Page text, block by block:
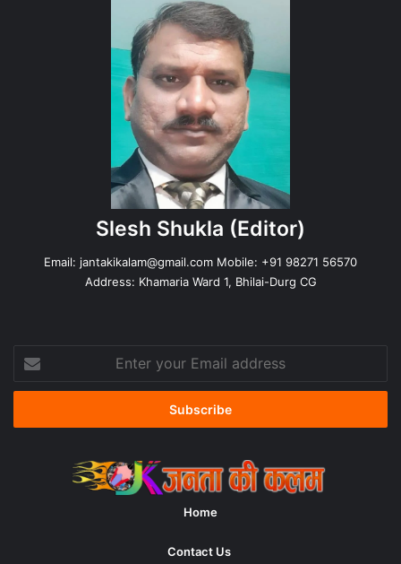
Slesh Shukla (Editor)
Email: jantakikalam@gmail.com Mobile: +91 98271 56570
Address: Khamaria Ward 1, Bhilai-Durg CG
your
Email
Home
Contact Us